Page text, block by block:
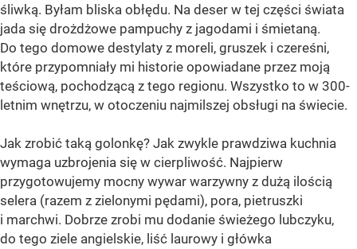
śliwką. Byłam bliska obłędu. Na deser w tej części świata
jada się drożdżowe pampuchy z jagodami i śmietaną.
Do tego domowe destylaty z moreli, gruszek i czereśni,
które przypomniały mi historie opowiadane przez moją
teściową, pochodzącą z tego regionu. Wszystko to w 300-
letnim wnętrzu, w otoczeniu najmilszej obsługi na świecie.
Jak zrobić taką golonkę? Jak zwykle prawdziwa kuchnia
wymaga uzbrojenia się w cierpliwość. Najpierw
przygotowujemy mocny wywar warzywny z dużą ilością
selera (razem z zielonymi pędami), pora, pietruszki
i marchwi. Dobrze zrobi mu dodanie świeżego lubczyku,
do tego ziele angielskie, liść laurowy i główka